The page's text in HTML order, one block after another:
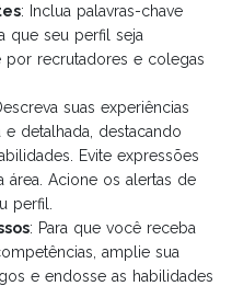
: Inclua palavras-chave
que seu perfil seja
por recrutadores e colegas
suas experiências
detalhada, destacando
Evite expressões
área. Acione os alertas de
perfil.
: Para que você receba
amplie sua
e endosse as habilidades